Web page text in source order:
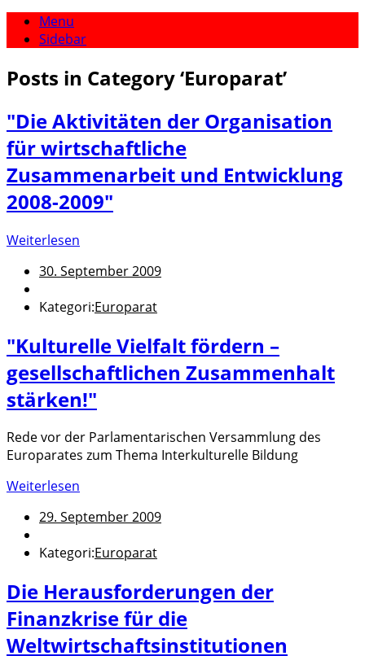
Menu
Sidebar
Posts in Category‘Europarat’
"Die Aktivitäten der Organisation
für wirtschaftliche
Zusammenarbeit und Entwicklung
2008-2009"
Weiterlesen
30. September 2009
Kategori:Europarat
"Kulturelle Vielfalt fördern –
gesellschaftlichen Zusammenhalt
stärken!"
Rede vor der Parlamentarischen Versammlung des
Europarates zum Thema Interkulturelle Bildung
Weiterlesen
29. September 2009
Kategori:Europarat
Die Herausforderungen der
Finanzkrise für die
Weltwirtschaftsinstitutionen